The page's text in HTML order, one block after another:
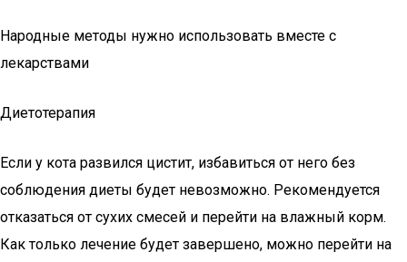
Народные методы нужно использовать вместе с
лекарствами
Диетотерапия
Если у кота развился цистит, избавиться от него без
соблюдения диеты будет невозможно. Рекомендуется
отказаться от сухих смесей и перейти на влажный корм.
Как только лечение будет завершено, можно перейти на